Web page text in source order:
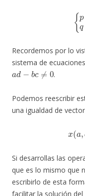
=
Recordemos por lo
sistema de
ad−bc ≠0
.
Podemos reescribir
una igualdad de
(a
Si desarrollas las
que es lo mismo que
escribirlo de esta
facilitar la solución